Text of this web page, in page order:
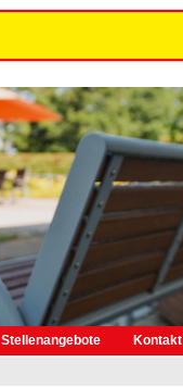
Stellenangebote Kontakt